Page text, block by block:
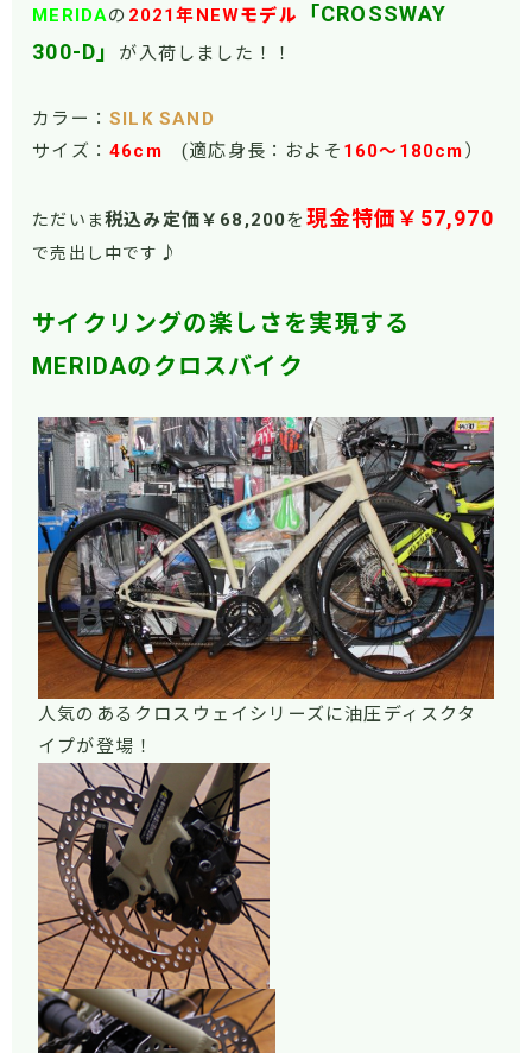
MERIDAの 2021年NEWモデル
「CROSSWAY
300-D」
が入荷しました！！
カラー： SILK SAND
サイズ： 46cm (適応身長：およそ 160～180cm ）
ただいま税込み定価￥68 ,200を 現金特価￥57,970
で売出し中です ♪
サイクリングの楽しさを実現する
MERIDAのクロスバイク
人気のあるクロスウェイシリーズに油圧ディスクタ
イプが登場！